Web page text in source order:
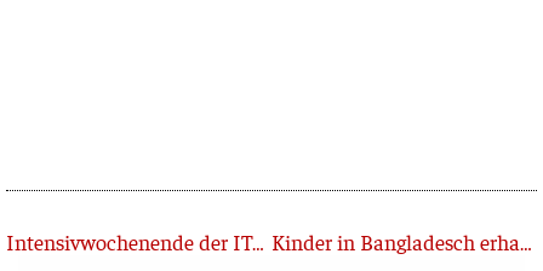
Zurück Intensivwochenende der ITA2019 Kinder in Bangladesch erhalten eine Zukunft